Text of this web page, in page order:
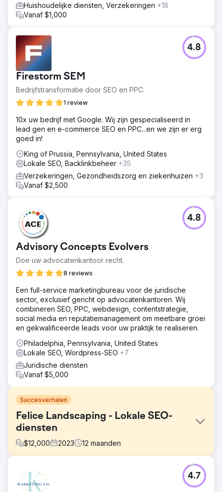
Huishoudelijke diensten, Verzekeringen +18
Vanaf $1,000
Firestorm SEM
Bedrijfstransformatie door SEO en PPC.
1 review
4.8
10x uw bedrijf met Google. Wij zijn gespecialiseerd in
lead gen en e-commerce SEO en PPC...en we zijn er erg
goed in!
King of Prussia, Pennsylvania, United States
Lokale SEO, Backlinkbeheer +35
Verzekeringen, Gezondheidszorg en ziekenhuizen +3
Vanaf $2,500
Advisory Concepts Evolvers
Doe uw advocatenkantoor recht.
8 reviews
4.8
Een full-service marketingbureau voor de juridische
sector, exclusief gericht op advocatenkantoren. Wij
combineren SEO, PPC, webdesign, contentstrategie,
social media en reputatiemanagement om meetbare groei
en gekwalificeerde leads voor uw praktijk te realiseren.
Philadelphia, Pennsylvania, United States
Lokale SEO, Wordpress-SEO +7
Juridische diensten
Vanaf $5,000
Succesverhalen
Felice Landscaping - Lokale SEO-
diensten
$12,000 2023 12 maanden
De klant wil de doelgroep op verschillende locaties
bereiken via locatiegebaseerde trefwoorden, dubbele
4.7